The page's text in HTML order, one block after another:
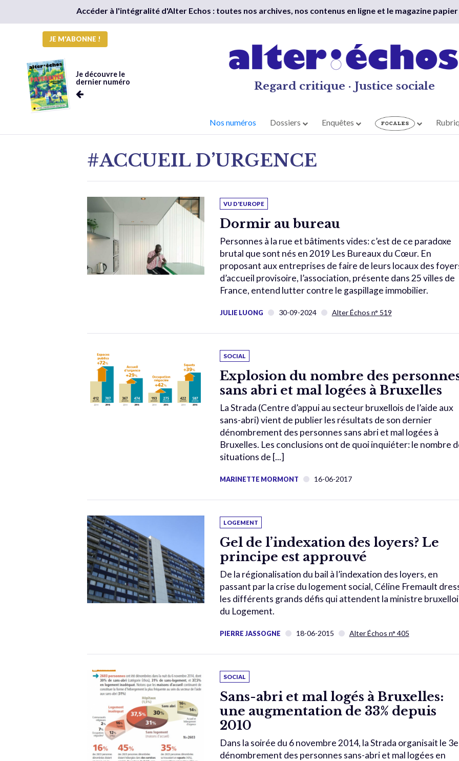
Accéder à l'intégralité d'Alter Echos : toutes nos archives, nos contenus en ligne et le magazine
JE M'ABONNE !
Je découvre le
dernier numéro
Regard critique · Justice sociale
Nos numéros Dossiers Enquêtes
#ACCUEIL D’URGENCE
VU D'EUROPE
Dormir au bureau
Personnes à la rue et bâtiments vides: c’est de ce paradoxe
brutal que sont nés en 2019 Les Bureaux du Cœur. En
proposant aux entreprises de faire de leurs locaux des
d’accueil provisoire, l’association, présente dans 25 villes de
France, entend lutter contre le gaspillage immobilier.
JULIE LUONG 30-09-2024 Alter Échos n° 519
SOCIAL
Explosion du nombre des
sans abri et mal logées à Bruxelles
La Strada (Centre d’appui au secteur bruxellois de l’aide aux
sans-abri) vient de publier les résultats de son dernier
dénombrement des personnes sans abri et mal logées à
Bruxelles. Les conclusions ont de quoi inquiéter: le nombre
situations de [...]
MARINETTE MORMONT 16-06-2017
LOGEMENT
Gel de l’indexation des loyers? Le
principe est approuvé
De la régionalisation du bail à l’indexation des loyers, en
passant par la crise du logement social, Céline Fremault
les différents grands défis qui attendent la ministre
du Logement.
PIERRE JASSOGNE 18-06-2015 Alter Échos n° 405
SOCIAL
Sans-abri et mal logés à Bruxelles:
une augmentation de 33% depuis
2010
Dans la soirée du 6 novembre 2014, la Strada organisait le 3e
dénombrement des personnes sans-abri et mal logées en